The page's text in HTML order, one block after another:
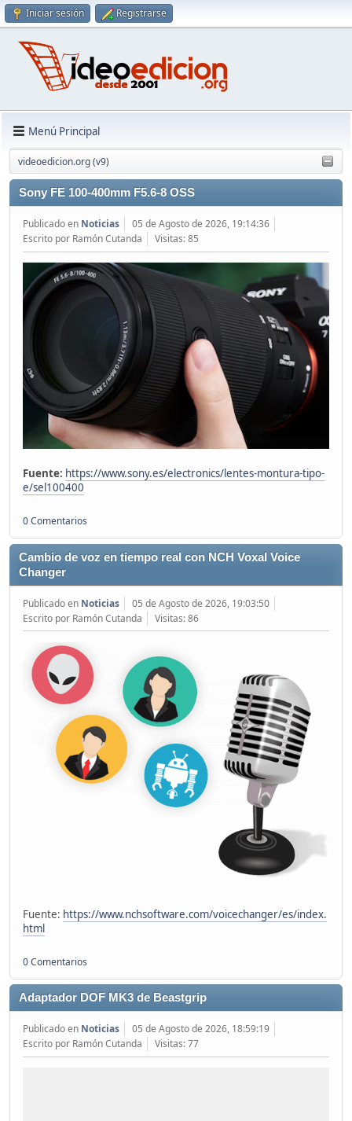
Iniciar sesión Registrarse
Menú Principal
videoedicion.org (v9)
Sony FE 100-400mm F5.6-8 OSS
Publicado en Noticias
05 de Agosto de 2026, 19:14:36
Escrito por Ramón Cutanda
Visitas: 85
Fuente: https://www.sony.es/electronics/lentes-montura-tipo-
e/sel100400
0 Comentarios
Cambio de voz en tiempo real con NCH Voxal Voice
Changer
Publicado en Noticias
05 de Agosto de 2026, 19:03:50
Escrito por Ramón Cutanda
Visitas: 86
Fuente: https://www.nchsoftware.com/voicechanger/es/index.
html
0 Comentarios
Adaptador DOF MK3 de Beastgrip
Publicado en Noticias
05 de Agosto de 2026, 18:59:19
Escrito por Ramón Cutanda
Visitas: 77